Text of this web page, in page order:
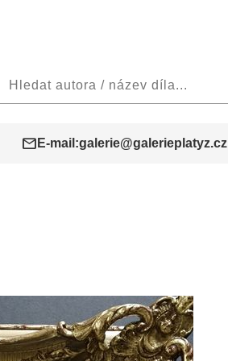
mail E-mail:galerie@galerieplatyz.cz